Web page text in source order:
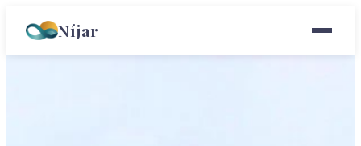
Níjar